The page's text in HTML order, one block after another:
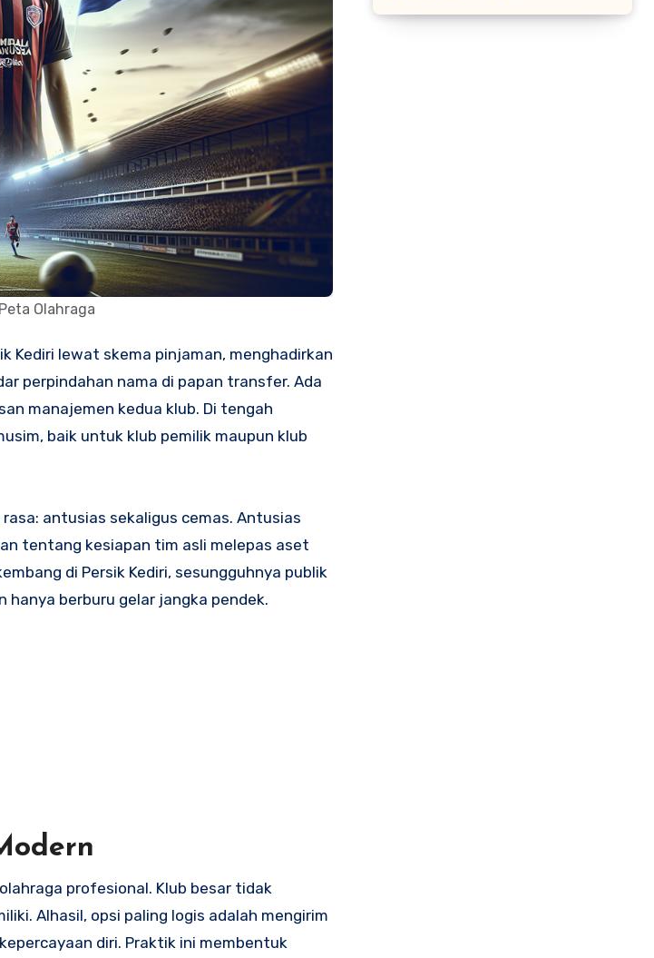
Olahraga
Kediri lewat skema pinjaman, menghadirkan
perpindahan nama di papan transfer. Ada
manajemen kedua klub. Di tengah
baik untuk klub pemilik maupun klub
antusias sekaligus cemas. Antusias
tentang kesiapan tim asli melepas aset
di Persik Kediri, sesungguhnya publik
hanya berburu gelar jangka pendek.
profesional. Klub besar tidak
Alhasil, opsi paling logis adalah mengirim
diri. Praktik ini membentuk